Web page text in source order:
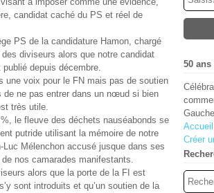
candidat caché du PS et réel de
PS de la candidature Hamon, chargé
diviseurs alors que notre candidat
depuis décembre.
une voix pour le FN mais pas de soutien
de ne pas entrer dans un nœud si bien
très utile.
le fleuve des déchets nauséabonds se
putride utilisant la mémoire de notre
Mélenchon accusé jusque dans ses
nos camarades manifestants.
alors que la porte de la FI est
sont introduits et qu’un soutien de la
50 ans
Créer